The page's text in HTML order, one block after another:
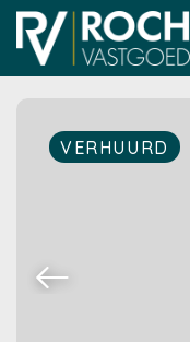
VERHUURD